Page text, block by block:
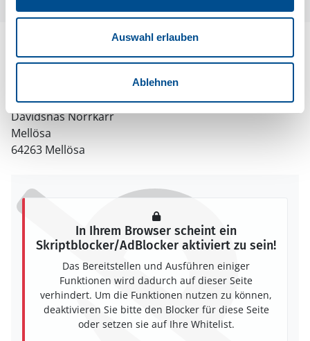
Auswahl erlauben
Ablehnen
Ferienhaus 54599
Davidsnäs Norrkärr
Mellösa
64263 Mellösa
In Ihrem Browser scheint ein
Skriptblocker/AdBlocker aktiviert zu sein!
Das Bereitstellen und Ausführen einiger
Funktionen wird dadurch auf dieser Seite
verhindert. Um die Funktionen nutzen zu können,
deaktivieren Sie bitte den Blocker für diese Seite
oder setzen sie auf Ihre Whitelist.